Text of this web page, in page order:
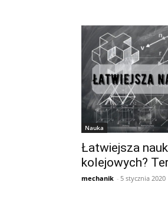
Nauka
Łatwiejsza
kolejowych?
mechanik - 5 stycznia 2020